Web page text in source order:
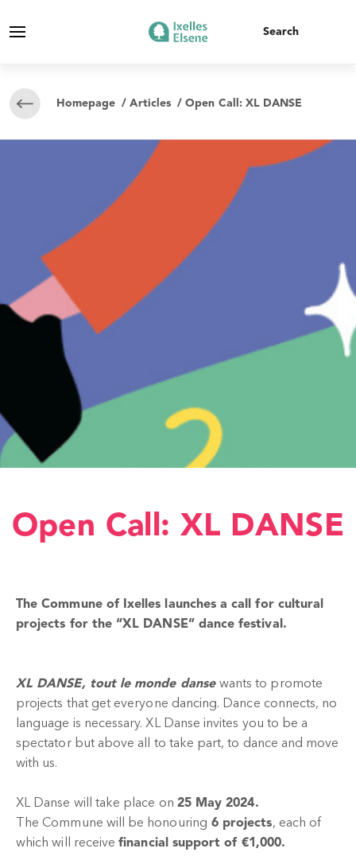
Homepage /Articles/ Open Call: XL DANSE
Open Call: XL DANSE
The Commune of Ixelles launches a call for cultural
projects for the “XL DANSE” dance festival.
XL DANSE, tout le monde danse wants to promote
projects that get everyone dancing. Dance connects, no
language is necessary. XL Danse invites you to be a
spectator but above all to take part, to dance and move
with us.
XL Danse will take place on 25 May 2024.
The Commune will be honouring 6 projects, each of
which will receivefinancial support of €1,000.